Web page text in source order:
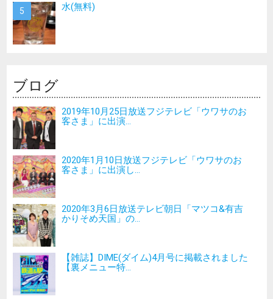
水(無料)
ブログ
2019年10月25日放送フジテレビ「ウワサのお
客さま」に出演...
2020年1月10日放送フジテレビ「ウワサのお
客さま」に出演し...
2020年3月6日放送テレビ朝日「マツコ&有吉
かりそめ天国」の...
【雑誌】DIME(ダイム)4月号に掲載されました
【裏メニュー特...